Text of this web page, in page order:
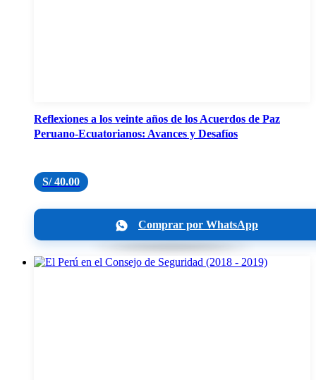
Reflexiones a los veinte años de los Acuerdos de Paz
Peruano-Ecuatorianos: Avances y Desafíos
S/40.00
Comprar por WhatsApp